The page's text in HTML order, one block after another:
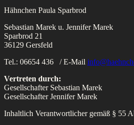
Hähnchen Paula Sparbrod
Sebastian Marek u. Jennifer Marek
Sparbrod 21
36129 Gersfeld
Tel.: 06654 436 / E-Mail
Vertreten durch:
Gesellschafter Sebastian Marek
Gesellschafter Jennifer Marek
Inhaltlich Verantwortlicher gemäß § 55